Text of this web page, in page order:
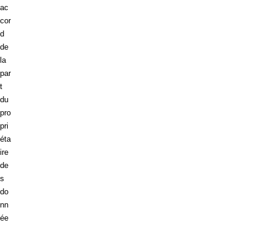
ac
cor
d
de
la
par
t
du
pro
pri
éta
ire
de
s
do
nn
ée